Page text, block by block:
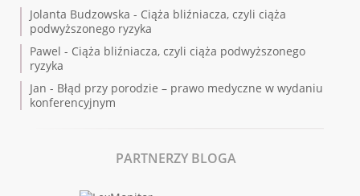
Jolanta Budzowska - Ciąża bliźniacza, czyli ciąża
podwyższonego ryzyka
Pawel - Ciąża bliźniacza, czyli ciąża podwyższonego
ryzyka
Jan - Błąd przy porodzie – prawo medyczne w wydaniu
konferencyjnym
PARTNERZY BLOGA